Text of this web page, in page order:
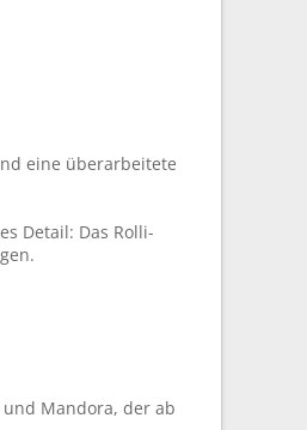
eine überarbeitete
Detail: Das Rolli-
und Mandora, der ab